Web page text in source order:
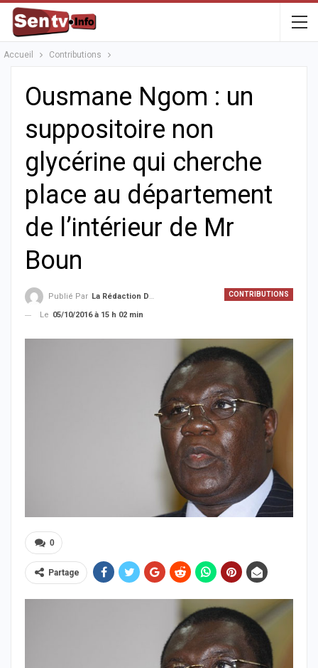
Accueil Contributions
Ousmane Ngom : un
suppositoire non
glycérine qui cherche
place au département
de l’intérieur de Mr
Boun
CONTRIBUTIONS
Publié Par La Rédaction De La SenTV.info
Le 05/10/2016 à 15 h 02 min
0
Partage